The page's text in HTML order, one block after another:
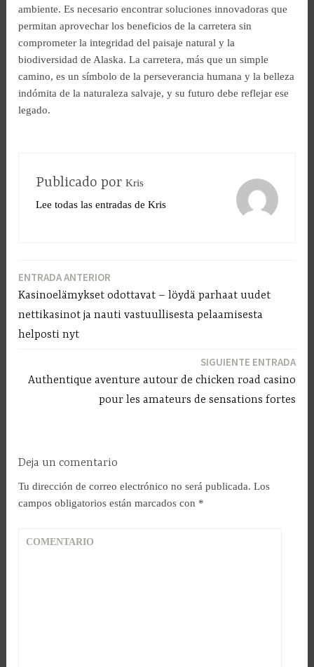
ambiente. Es necesario encontrar soluciones innovadoras que
permitan aprovechar los beneficios de la carretera sin
comprometer la integridad del paisaje natural y la
biodiversidad de Alaska. La carretera, más que un simple
camino, es un símbolo de la perseverancia humana y la belleza
indómita de la naturaleza salvaje, y su futuro debe reflejar ese
legado.
Publicado porKris
Lee todas las entradas de Kris
Navegación
de
entradas
ENTRADA ANTERIOR
Kasinoelämykset odottavat – löydä parhaat uudet
nettikasinot ja nauti vastuullisesta pelaamisesta
helposti nyt
SIGUIENTE ENTRADA
Authentique aventure autour de chicken road casino
pour les amateurs de sensations fortes
Deja un comentario
Tu dirección de correo electrónico no será publicada. Los
campos obligatorios están marcados con *
COMENTARIO